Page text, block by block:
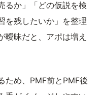
るか」「どの仮説を検
を残したいか」を整理
曖昧だと、アポは増え
ため、PMF前とPMF後